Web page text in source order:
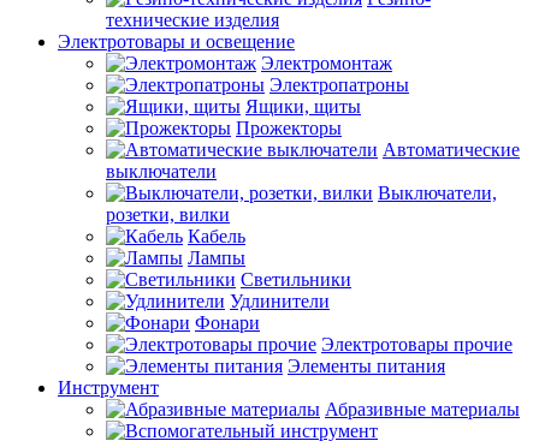
технические изделия
Электротовары и освещение
Электромонтаж
Электропатроны
Ящики, щиты
Прожекторы
Автоматические
выключатели
Выключатели,
розетки, вилки
Кабель
Лампы
Светильники
Удлинители
Фонари
Электротовары прочие
Элементы питания
Инструмент
Абразивные материалы